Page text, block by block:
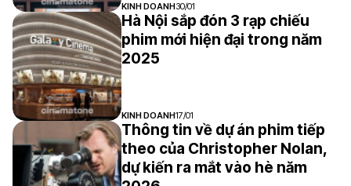
KINH DOANH30/01
Hà Nội sắp đón 3 rạp chiếu
phim mới hiện đại trong năm
2025
KINH DOANH17/01
Thông tin về dự án phim tiếp
theo của Christopher Nolan,
dự kiến ra mắt vào hè năm